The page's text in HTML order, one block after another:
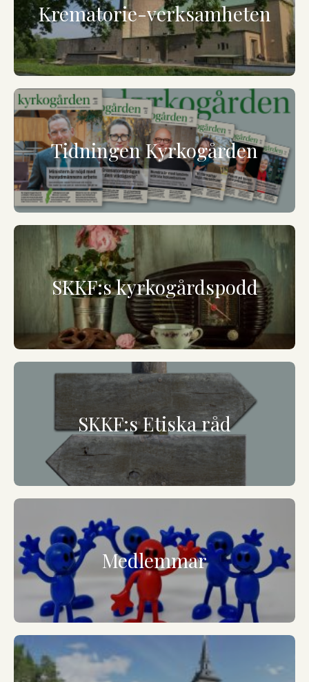
Krematorie-verksamheten
Tidningen Kyrkogården
SKKF:s kyrkogårdspodd
SKKF:s Etiska råd
Medlemmar